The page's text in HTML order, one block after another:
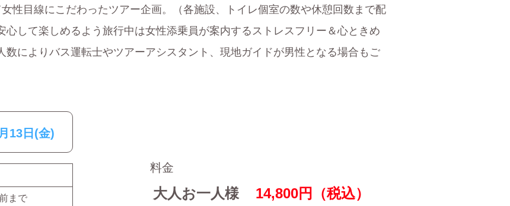
性目線にこだわったツアー企画。（各施設、トイレ個室の数や休憩回数まで配
心して楽しめるよう旅行中は女性添乗員が案内するストレスフリー＆心ときめ
によりバス運転士やツアーアシスタント、現地ガイドが男性となる場合もご
13日(金)
まで
料金
大人お一人様 14,800円（税込）